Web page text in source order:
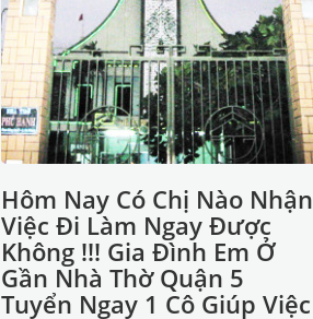
Hôm Nay Có Chị Nào Nhận
Việc Đi Làm Ngay Được
Không !!! Gia Đình Em Ở
Gần Nhà Thờ Quận 5
Tuyển Ngay 1 Cô Giúp Việc